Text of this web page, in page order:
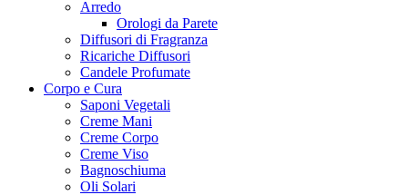
Arredo
Orologi da Parete
Diffusori di Fragranza
Ricariche Diffusori
Candele Profumate
Corpo e Cura
Saponi Vegetali
Creme Mani
Creme Corpo
Creme Viso
Bagnoschiuma
Oli Solari